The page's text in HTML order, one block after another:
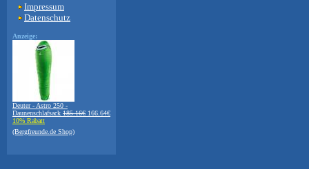
Impressum
Datenschutz
Anzeige:
Deuter - Astro 250 -
Daunenschlafsack 185.16€ 166.64€
10% Rabatt
(Bergfreunde.de Shop)